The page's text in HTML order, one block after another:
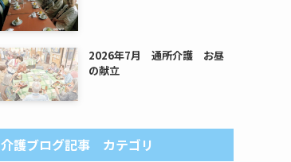
2026年7月 通所介護 お昼
の献立
介護ブログ記事 カテゴリ